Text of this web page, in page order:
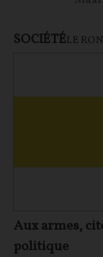
SOCIÉTÉLE
Aux armes,
politique